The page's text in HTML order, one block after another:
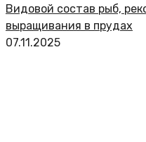
Видовой состав рыб,
выращивания в прудах
07.11.2025